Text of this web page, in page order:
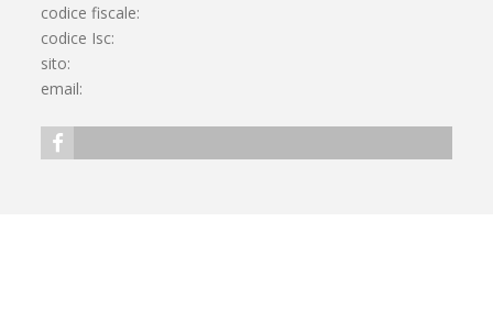
codice fiscale:
codice Isc:
sito:
email: